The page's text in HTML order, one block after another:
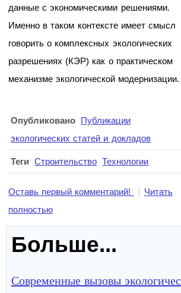
данные с экономическими решениями.
Именно в таком контексте имеет смысл
говорить о комплексных экологических
разрешениях (КЭР) как о практическом
механизме экологической модернизации.
Опубликовано Публикации
экологических статей и докладов
Теги Строительство Технологии
Оставь первый комментарий!
Читать
полностью
Больше...
Современные вызовы